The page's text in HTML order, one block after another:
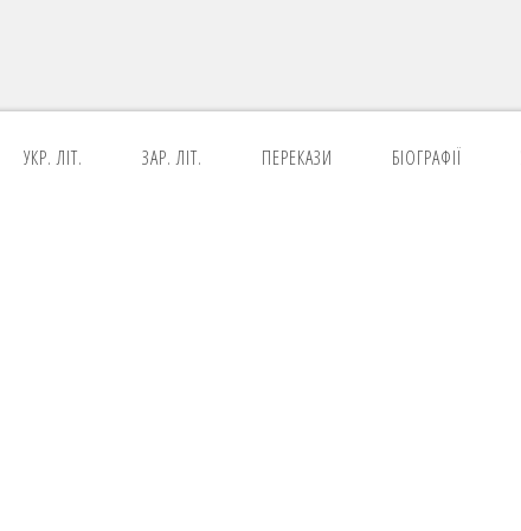
УКР. ЛІТ. ЗАР. ЛІТ. ПЕРЕКАЗИ БІОГРАФІЇ